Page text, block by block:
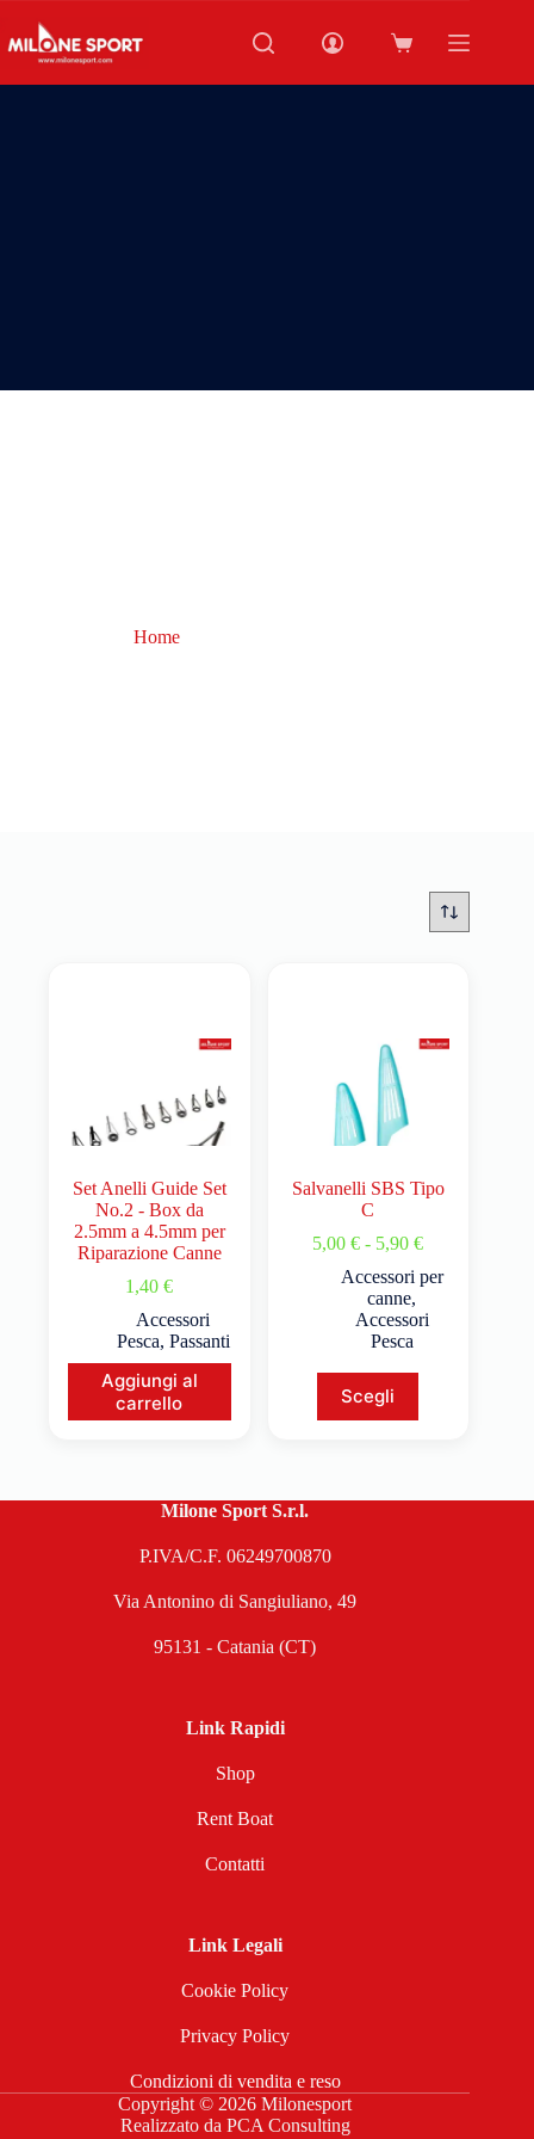
Home
Set Anelli Guide Set
No.2 - Box da
2.5mm a 4.5mm per
Riparazione Canne
1,40€
Accessori
Pesca, Passanti
Aggiungi al
carrello
Salvanelli SBS Tipo
C
5,00€ - 5,90€
Accessori per
canne,
Accessori
Pesca
Scegli
Milone Sport S.r.l.
P.IVA/C.F. 06249700870
Via Antonino di Sangiuliano, 49
95131 - Catania (CT)
Link Rapidi
Shop
Rent Boat
Contatti
Link Legali
Cookie Policy
Privacy Policy
Condizioni di vendita e reso
Copyright © 2026 Milonesport
Realizzato da PCA Consulting